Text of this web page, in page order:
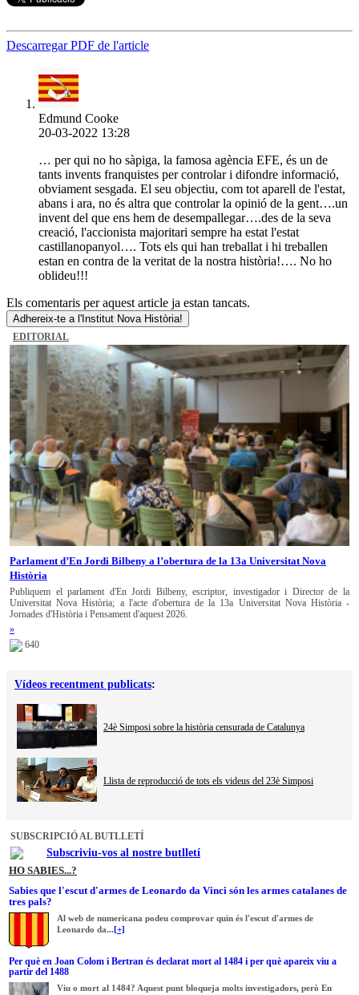
Descarregar PDF de l'article
Edmund Cooke
20-03-2022 13:28
… per qui no ho sàpiga, la famosa agència EFE, és un de
tants invents franquistes per controlar i difondre informació,
obviament sesgada. El seu objectiu, com tot aparell de l'estat,
abans i ara, no és altra que controlar la opinió de la gent….un
invent del que ens hem de desempallegar….des de la seva
creació, l'accionista majoritari sempre ha estat l'estat
castillanopanyol…. Tots els qui han treballat i hi treballen
estan en contra de la veritat de la nostra història!…. No ho
oblideu!!!
Els comentaris per aquest article ja estan tancats.
Adhereix-te a l'Institut Nova Història!
EDITORIAL
Parlament d’En Jordi Bilbeny a l’obertura de la 13a Universitat Nova
Història
Publiquem el parlament d'En Jordi Bilbeny, escriptor, investigador i Director de la
Universitat Nova Història; a l'acte d'obertura de la 13a Universitat Nova Història -
Jornades d'Història i Pensament d'aquest 2026.
»
640
Vídeos recentment publicats:
24è Simposi sobre la història censurada de Catalunya
Llista de reproducció de tots els videus del 23è Simposi
SUBSCRIPCIÓ AL BUTLLETÍ
Subscriviu-vos al nostre butlletí
HO SABIES...?
Sabies que l'escut d'armes de Leonardo da Vinci són les armes catalanes de
tres pals?
Al web de numericana podeu comprovar quin és l'escut d'armes de
Leonardo da...[+]
Per què en Joan Colom i Bertran és declarat mort al 1484 i per què apareix viu a
partir del 1488
Viu o mort al 1484? Aquest punt bloqueja molts investigadors, però En